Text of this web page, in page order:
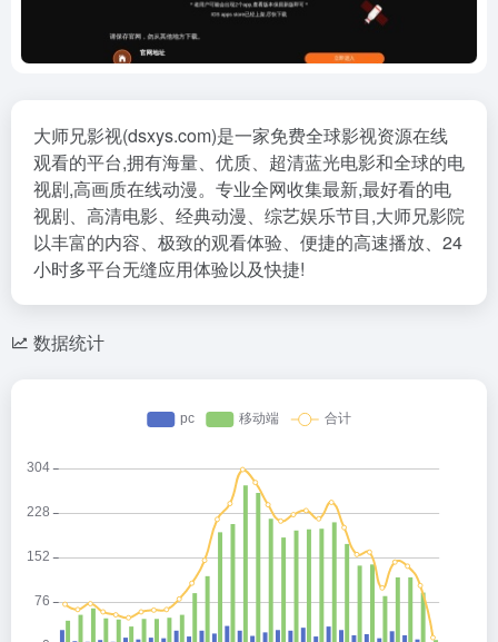
大师兄影视(dsxys.com)是一家免费全球影视资源在线
观看的平台,拥有海量、优质、超清蓝光电影和全球的电
视剧,高画质在线动漫。专业全网收集最新,最好看的电
视剧、高清电影、经典动漫、综艺娱乐节目,大师兄影院
以丰富的内容、极致的观看体验、便捷的高速播放、24
小时多平台无缝应用体验以及快捷!
数据统计